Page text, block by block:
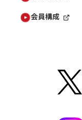
会員構成